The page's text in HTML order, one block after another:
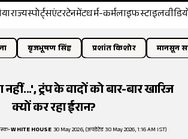
राज्यस्पोर्ट्सएंटरटेनमेंटधर्म-कर्मलाइफस्टाइल
बृजभूषण सिंह प्रशांत किशोर मानसून
नहीं...', ट्रंप के वादों को बार-बार खारिज
क्यों कर रहा ईरान?
•WHITE HOUSE 30 May 2026, (अपडेटेड 30 May 2026, 1:16 AM IST)